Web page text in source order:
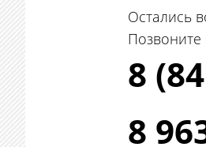
Остались
Позвоните
8
8